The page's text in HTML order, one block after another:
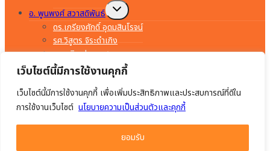
เว็บไซต์นี้มีการใช้งานคุกกี้
เว็บไซต์นี้มีการใช้งานคุกกี้ เพื่อเพิ่มประสิทธิภาพและประสบการณ์ที่ดีใน
การใช้งานเว็บไซต์ นโยบายความเป็นส่วนตัวและคุกกี้
ยอมรับ
อ. พูนพงศ์ สวาสดิพันธ์
Toggle
child
menu
ดร.เกรียงศักดิ์ อุดมสินโรจน์
รศ.วิสูตร จิระดำเกิง
อ.พรจิต ประทุมสุวรรณ
อ.มงคล ทองสงคราม
อ.ยรรยง ทรัพย์สุขอำนวย
อ.สำราญ คำยิ่ง
อ.อร่าม เริงฤทธิ์